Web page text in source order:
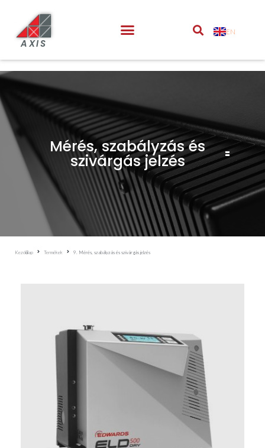
AXIS
EN
Mérés, szabályzás és
szivárgás jelzés
Kezdőlap Termékek 9. Mérés, szabályzás és szivárgás jelzés